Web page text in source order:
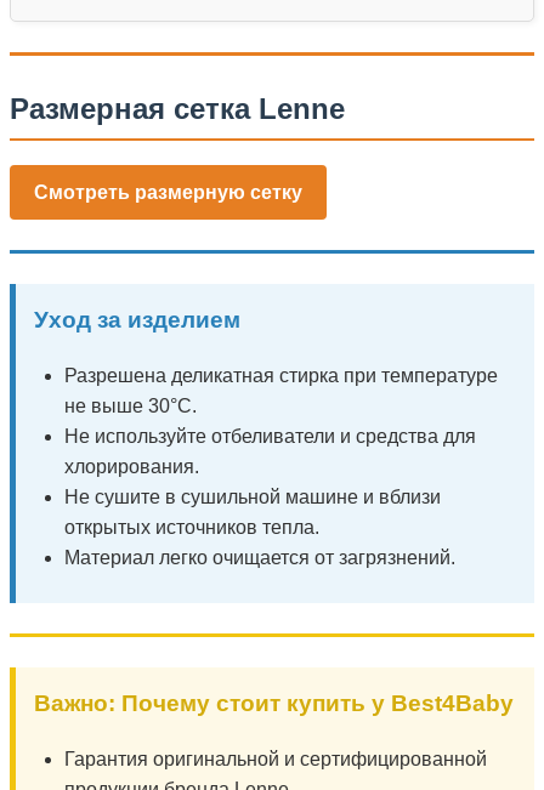
Размерная сетка Lenne
Смотреть размерную сетку
Уход за изделием
Разрешена деликатная стирка при температуре
не выше 30°C.
Не используйте отбеливатели и средства для
хлорирования.
Не сушите в сушильной машине и вблизи
открытых источников тепла.
Материал легко очищается от загрязнений.
Важно: Почему стоит купить у Best4Baby
Гарантия оригинальной и сертифицированной